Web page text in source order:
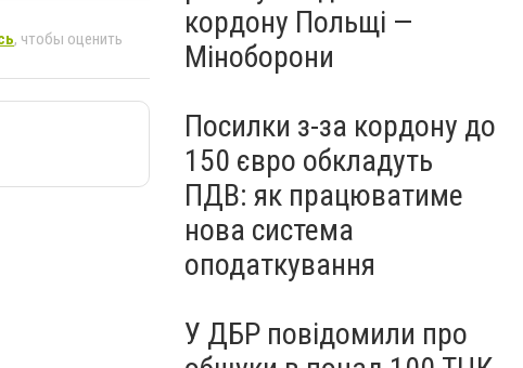
, чтобы оценить
кордону Польщі —
Міноборони
Посилки з-за кордону до
150 євро обкладуть
ПДВ: як працюватиме
нова система
оподаткування
У ДБР повідомили про